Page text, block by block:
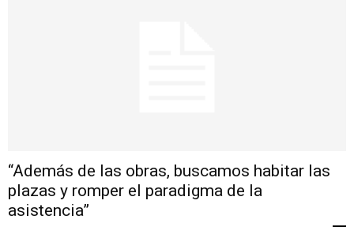
“Además de las obras, buscamos habitar las
plazas y romper el paradigma de la
asistencia”